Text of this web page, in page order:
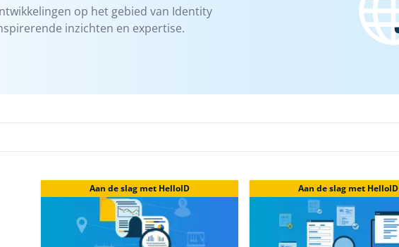
op het gebied van Identity
inzichten en expertise.
Aan de slag met HelloID Aan de slag met HelloID